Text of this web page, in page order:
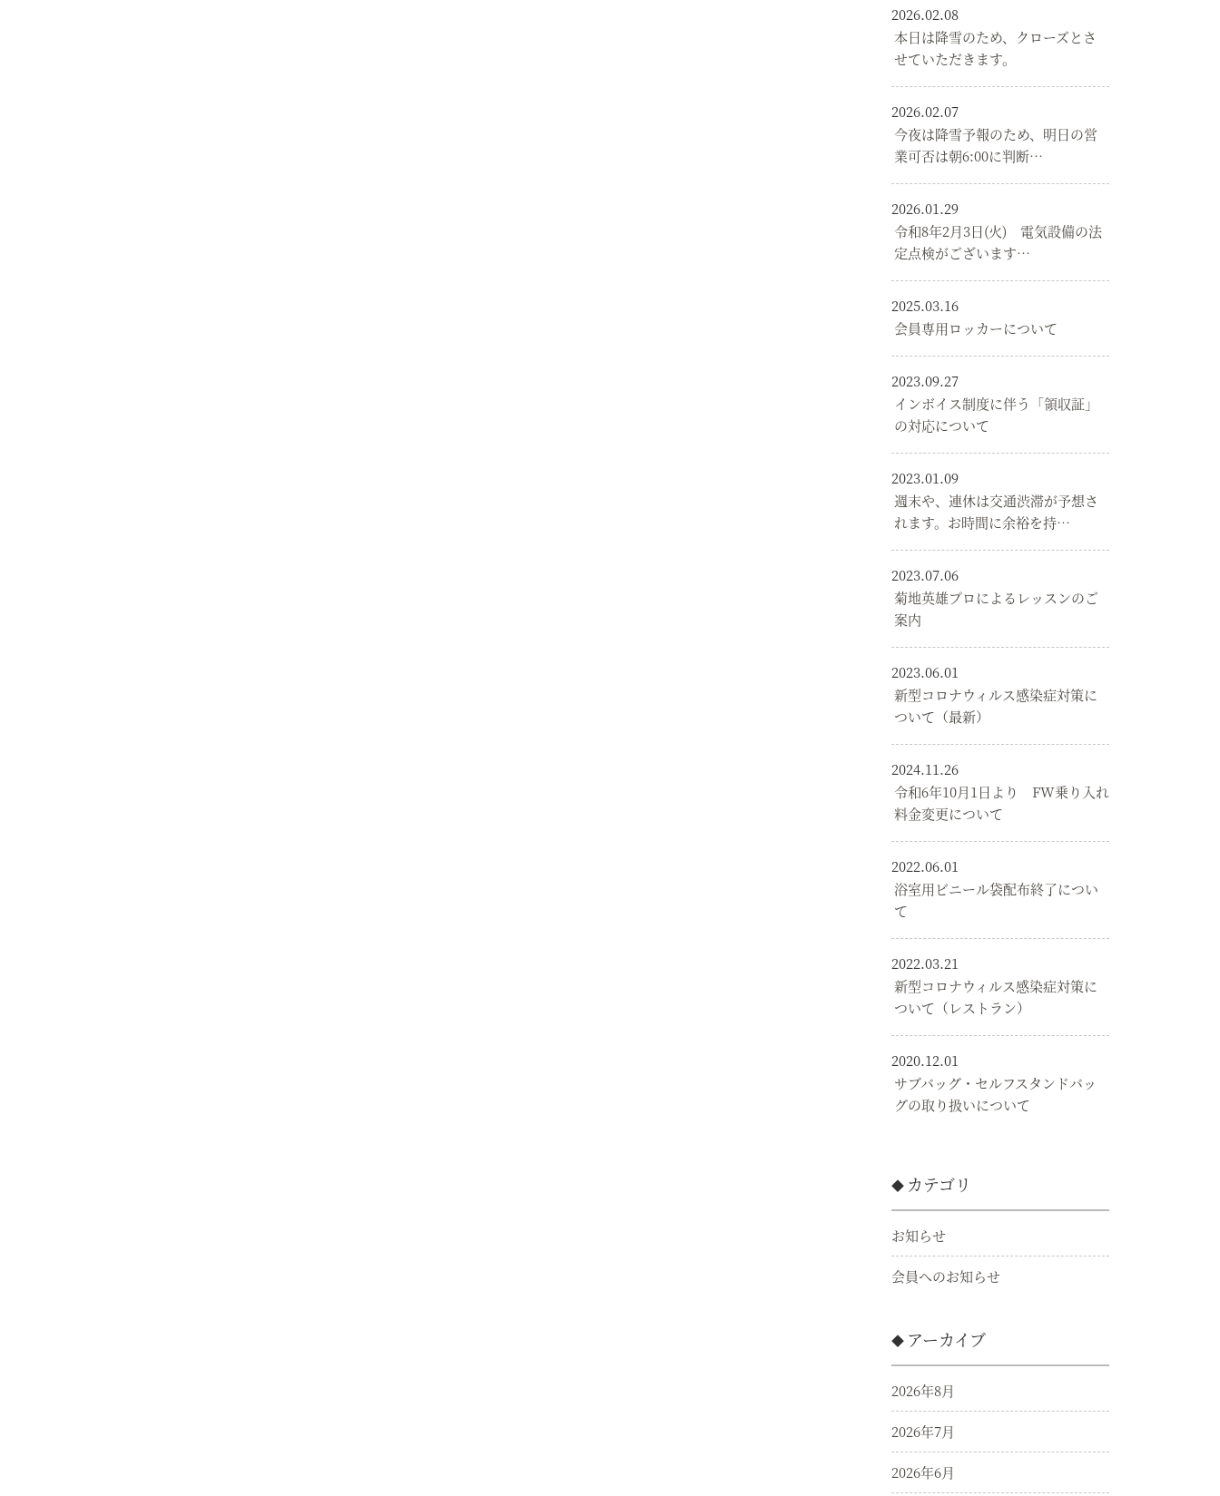
2026.02.08
本日は降雪のため、クローズとさ
せていただきます。
2026.02.07
今夜は降雪予報のため、明日の営
業可否は朝6:00に判断…
2026.01.29
令和8年2月3日(火) 電気設備の法
定点検がございます…
2025.03.16
会員専用ロッカーについて
2023.09.27
インボイス制度に伴う「領収証」
の対応について
2023.01.09
週末や、連休は交通渋滞が予想さ
れます。お時間に余裕を持…
2023.07.06
菊地英雄プロによるレッスンのご
案内
2023.06.01
新型コロナウィルス感染症対策に
ついて（最新）
2024.11.26
令和6年10月1日より FW乗り入れ
料金変更について
2022.06.01
浴室用ビニール袋配布終了につい
て
2022.03.21
新型コロナウィルス感染症対策に
ついて（レストラン）
2020.12.01
サブバッグ・セルフスタンドバッ
グの取り扱いについて
カテゴリ
お知らせ
会員へのお知らせ
アーカイブ
2026年8月
2026年7月
2026年6月